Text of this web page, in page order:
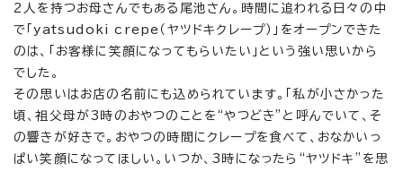
2人を持つお母さんでもある尾池さん。時間に追われる日々の中
で「yatsudoki crepe（ヤツドキクレープ）」をオープンできた
のは、「お客様に笑顔になってもらいたい」という強い思いから
でした。
その思いはお店の名前にも込められています。「私が小さかった
頃、祖父母が3時のおやつのことを“やつどき”と呼んでいて、そ
の響きが好きで。おやつの時間にクレープを食べて、おなかいっ
ぱい笑顔になってほしい。いつか、3時になったら“ヤツドキ”を思